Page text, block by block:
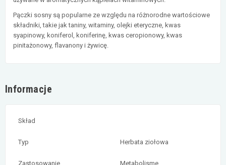
Pączki sosny są popularne ze względu na różnorodne wartościowe
składniki, takie jak taniny, witaminy, olejki eteryczne, kwas
syapinowy, koniferol, koniferinę, kwas ceropionowy, kwas
pinitażonowy, flavanony i żywicę.
Informacje
Skład
Typ Herbata ziołowa
Zastosowanie Metabolisme